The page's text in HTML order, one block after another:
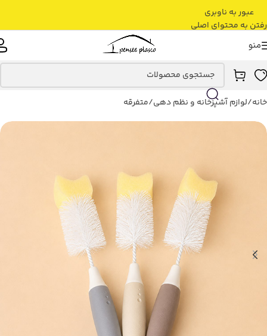
عبور به ناوبری
رفتن به محتوای اصلی
منو
خانه/لوازم آشپزخانه و نظم دهی/متفرقه